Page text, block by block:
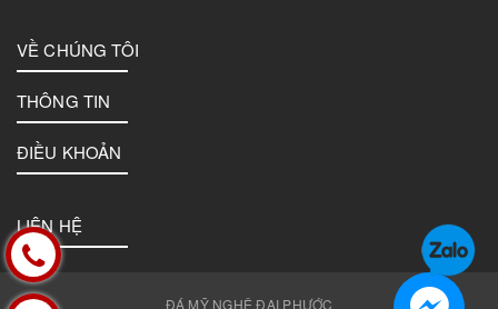
VỀ CHÚNG TÔI
THÔNG TIN
ĐIỀU KHOẢN
LIÊN HỆ
ĐÁ MỸ NGHỆ ĐẠI PHƯỚC